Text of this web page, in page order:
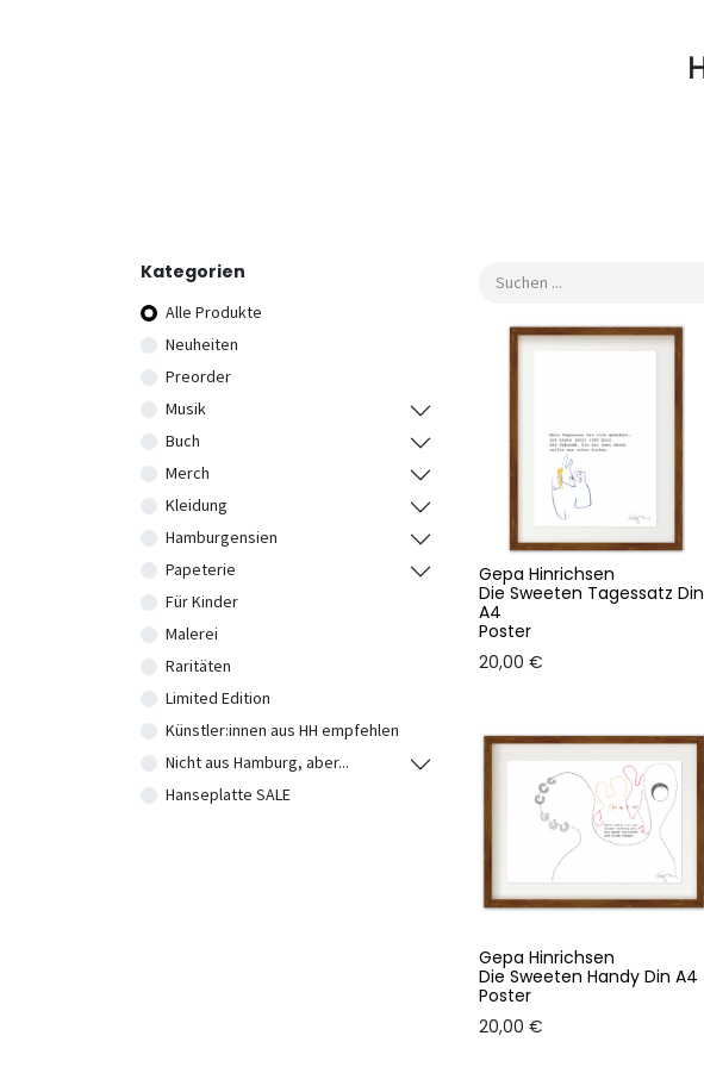
Kategorien
Alle Produkte
Neuheiten
Preorder
Musik
Buch
Merch
Kleidung
Hamburgensien
Papeterie
Für Kinder
Malerei
Raritäten
Limited Edition
Künstler:innen aus HH empfehlen
Nicht aus Hamburg, aber...
Hanseplatte SALE
Gepa Hinrichsen
Die Sweeten Tagessatz Din
A4
Poster
20,00 €
Gepa Hinrichsen
Die Sweeten Handy Din A4
Poster
20,00 €